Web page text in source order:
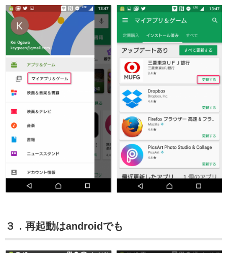
３．再起動はandroidでも